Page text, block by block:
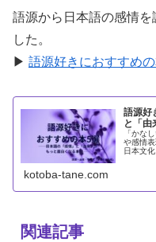
語源から日本語の感情
した。
▶ 語源好きにおすすめ
語源好
と「由
「かな
や感情
日本文
kotoba-tane.com
関連記事